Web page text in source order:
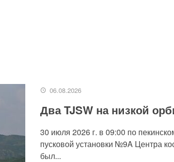
06.08.2026
Два TJSW на низкой
30 июля 2026 г. в 09:00 по
пусковой установки №9A Центра
был...